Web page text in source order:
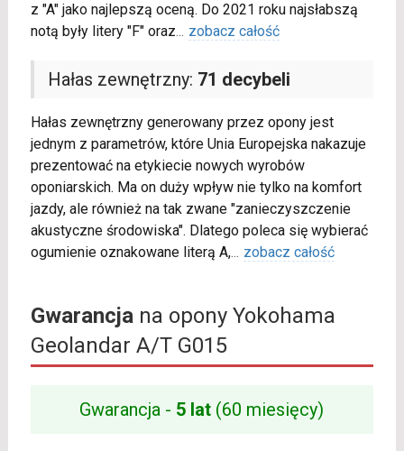
z "A" jako najlepszą oceną. Do 2021 roku najsłabszą
notą były litery "F" oraz... zobacz całość
Hałas zewnętrzny: 71 decybeli
Hałas zewnętrzny generowany przez opony jest
jednym z parametrów, które Unia Europejska nakazuje
prezentować na etykiecie nowych wyrobów
oponiarskich. Ma on duży wpływ nie tylko na komfort
jazdy, ale również na tak zwane "zanieczyszczenie
akustyczne środowiska". Dlatego poleca się wybierać
ogumienie oznakowane literą A,... zobacz całość
Gwarancjana opony Yokohama
Geolandar A/T G015
Gwarancja - 5 lat (60 miesięcy)